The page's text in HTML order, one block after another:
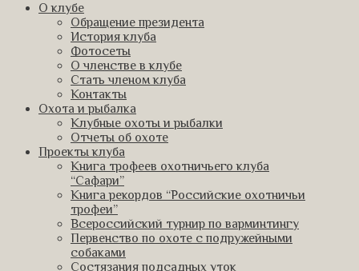
О клубе
Обращение президента
История клуба
Фотосеты
О членстве в клубе
Стать членом клуба
Контакты
Охота и рыбалка
Клубные охоты и рыбалки
Отчеты об охоте
Проекты клуба
Книга трофеев охотничьего клуба
“Сафари”
Книга рекордов “Российские охотничьи
трофеи”
Всероссийский турнир по варминтингу
Первенство по охоте с подружейными
собаками
Состязания подсадных уток